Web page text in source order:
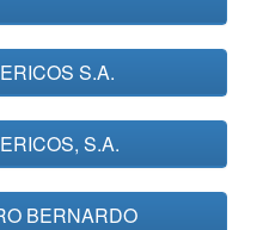
S.A.
S.A.
BERNARDO